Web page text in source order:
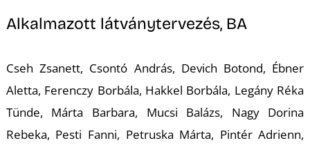
Alkalmazott látványtervezés, BA
Cseh Zsanett, Csontó András, Devich Botond, Ébner
Aletta, Ferenczy Borbála, Hakkel Borbála, Legány Réka
Tünde, Márta Barbara, Mucsi Balázs, Nagy Dorina
Rebeka, Pesti Fanni, Petruska Márta, Pintér Adrienn,